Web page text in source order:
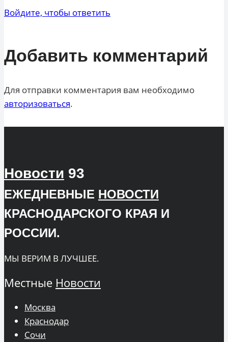
Войдите, чтобы ответить
Добавить комментарий
Для отправки комментария вам необходимо
авторизоваться.
Новости 93
ЕЖЕДНЕВНЫЕ НОВОСТИ
КРАСНОДАРСКОГО КРАЯ И
РОССИИ.
МЫ ВЕРИМ В ЛУЧШЕЕ.
Местные Новости
Москва
Краснодар
Сочи